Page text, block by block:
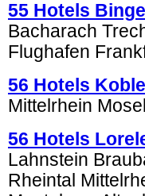
55 Hotels
Bacharach
Flughafen
56 Hotels
Mittelrhein
56 Hotels
Lahnstein
Rheintal